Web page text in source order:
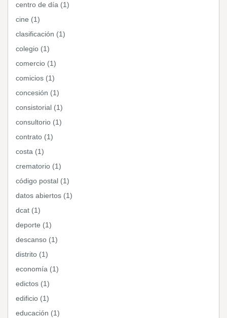
centro de día (1)
cine (1)
clasificación (1)
colegio (1)
comercio (1)
comicios (1)
concesión (1)
consistorial (1)
consultorio (1)
contrato (1)
costa (1)
crematorio (1)
código postal (1)
datos abiertos (1)
dcat (1)
deporte (1)
descanso (1)
distrito (1)
economía (1)
edictos (1)
edificio (1)
educación (1)